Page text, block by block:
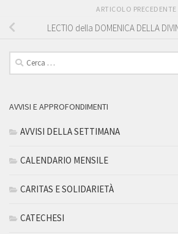
ARTICOLO PRECEDENTE
LECTIO della DOMENICA DELLA
Ricerca
per:
AVVISI E APPROFONDIMENTI
AVVISI DELLA SETTIMANA
CALENDARIO MENSILE
CARITAS E SOLIDARIETÀ
CATECHESI